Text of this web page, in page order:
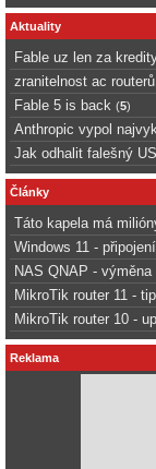
Aktuality
Fable uz len za
zranitelnost ac
Fable 5 is back (5)
Anthropic vypol
Jak odhalit falešný
Články
Táto kapela má
Windows 11 -
NAS QNAP -
MikroTik router 11 -
MikroTik router 10 -
Reklama